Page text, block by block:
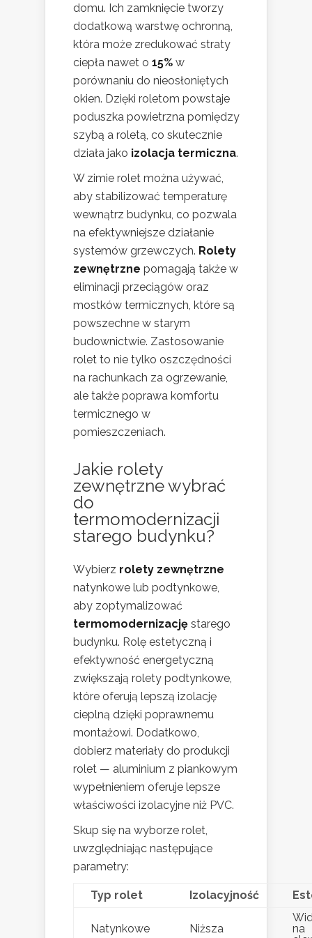
domu. Ich zamknięcie tworzy
dodatkową warstwę ochronną,
która może zredukować straty
ciepła nawet o 15% w
porównaniu do nieosłoniętych
okien. Dzięki roletom powstaje
poduszka powietrzna pomiędzy
szybą a roletą, co skutecznie
działa jako izolacja termiczna.
W zimie rolet można używać,
aby stabilizować temperaturę
wewnątrz budynku, co pozwala
na efektywniejsze działanie
systemów grzewczych. Rolety
zewnętrzne pomagają także w
eliminacji przeciągów oraz
mostków termicznych, które są
powszechne w starym
budownictwie. Zastosowanie
rolet to nie tylko oszczędności
na rachunkach za ogrzewanie,
ale także poprawa komfortu
termicznego w
pomieszczeniach.
Jakie rolety
zewnętrzne wybrać
do
termomodernizacji
starego budynku?
Wybierz rolety zewnętrzne
natynkowe lub podtynkowe,
aby zoptymalizować
termomodernizację starego
budynku. Rolę estetyczną i
efektywność energetyczną
zwiększają rolety podtynkowe,
które oferują lepszą izolację
cieplną dzięki poprawnemu
montażowi. Dodatkowo,
dobierz materiały do produkcji
rolet — aluminium z piankowym
wypełnieniem oferuje lepsze
właściwości izolacyjne niż PVC.
Skup się na wyborze rolet,
uwzględniając następujące
parametry:
Typ rolet Izolacyjność
Natynkowe Niższa
na